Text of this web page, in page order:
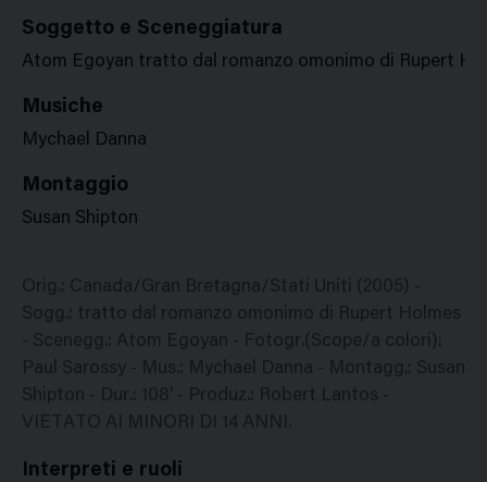
Soggetto e Sceneggiatura
Atom Egoyan tratto dal romanzo omonimo di Rupert
Musiche
Mychael Danna
Montaggio
Susan Shipton
Orig.: Canada/Gran Bretagna/Stati Uniti (2005) -
Sogg.: tratto dal romanzo omonimo di Rupert Holmes
- Scenegg.: Atom Egoyan - Fotogr.(Scope/a colori):
Paul Sarossy - Mus.: Mychael Danna - Montagg.: Susan
Shipton - Dur.: 108' - Produz.: Robert Lantos -
VIETATO AI MINORI DI 14 ANNI.
Interpreti e ruoli